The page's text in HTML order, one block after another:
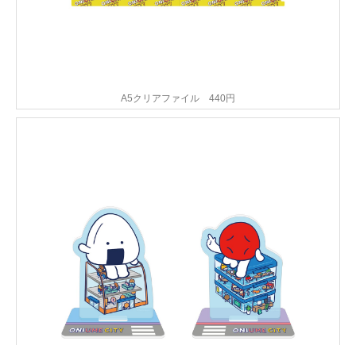
A5クリアファイル 440円